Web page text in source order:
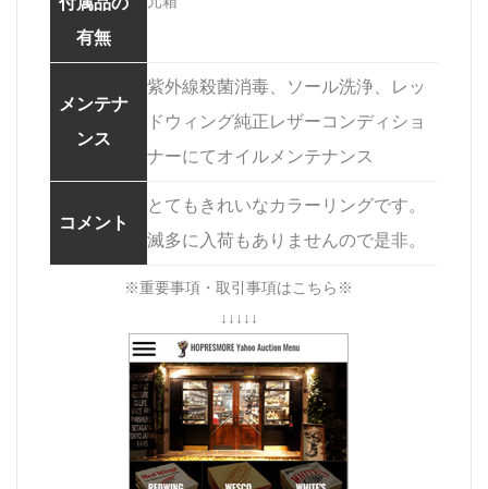
有無
メンテナ
ンス
紫外線殺菌消毒、ソール洗浄、レッ
ドウィング純正レザーコンディショ
ナーにてオイルメンテナンス
コメント
とてもきれいなカラーリングです。
滅多に入荷もありませんので是非。
※重要事項・取引事項はこちら※
↓↓↓↓↓